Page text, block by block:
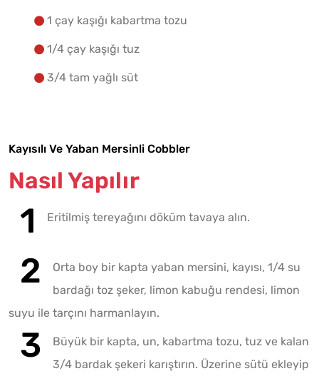
1 çay kaşığı kabartma tozu
1/4 çay kaşığı tuz
3/4 tam yağlı süt
Kayısılı Ve Yaban Mersinli Cobbler
Nasıl Yapılır
Eritilmiş tereyağını döküm tavaya alın.
Orta boy bir kapta yaban mersini, kayısı, 1/4 su
bardağı toz şeker, limon kabuğu rendesi, limon
suyu ile tarçını harmanlayın.
Büyük bir kapta, un, kabartma tozu, tuz ve kalan
3/4 bardak şekeri karıştırın. Üzerine sütü ekleyip